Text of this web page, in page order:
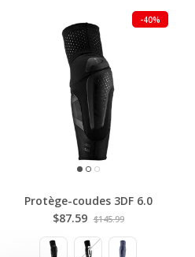
-40%
Protège-coudes 3DF 6.0
$87.59 $145.99